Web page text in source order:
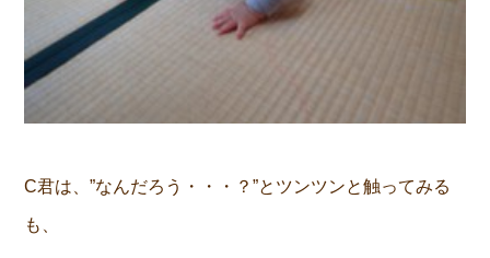
C君は、”なんだろう・・・？”とツンツンと触ってみる
も、